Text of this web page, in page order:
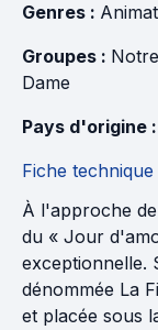
Genres :
Groupes :
Dame
Pays d'origine :
Fiche technique
À l'approche
du « Jour
exceptionnelle.
dénommée La
et placée sous